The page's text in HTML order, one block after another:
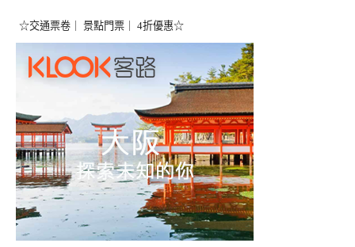
☆交通票卷｜ 景點門票｜ 4折優惠☆